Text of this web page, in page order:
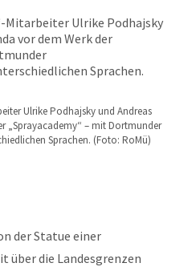
Ulrike Podhajsky und Andreas
„Sprayacademy“ – mit Dortmunder
Sprachen. (Foto: RoMü)
der Statue einer
über die Landesgrenzen